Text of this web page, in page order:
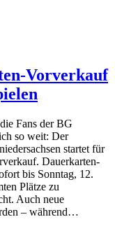
Vorverkauf
Fans der BG
so weit: Der
startet für
Dauerkarten-
bis Sonntag, 12.
Plätze zu
Auch neue
– während…